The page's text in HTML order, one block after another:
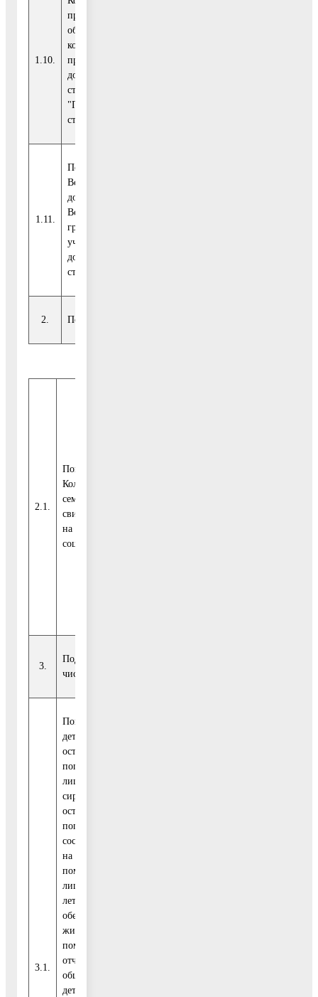
1.10.
проблемных
объектов, по
которым нарушены
права участников
долевого
строительства
"Проблемные
стройки"
1.11.
Показатель 9.
Встречи с
дольщиками.
Встречи с
гражданами -
участниками
долевого
строительства
2. Подпрограмма 2. «Обеспечение жильем молодых семей»
2.1.
Показатель 1.
Количество молодых
семей, получивших
свидетельство о праве
на получение
социальной выплаты
3.
Подпрограмма 3. «Обеспечение жильем детей-сирот и
числа детей-сирот и детей, оставшихся без попечения
3.1.
Показатель 1. Доля
детей-сирот и детей,
оставшихся без
попечения родителей,
лиц из числа детей-
сирот и детей,
оставшихся без
попечения родителей,
состоящих на учете
на получение жилого
помещения, включая
лиц в возрасте от 23
лет и старше,
обеспеченных
жилыми
помещениями за
отчетный год, в
общей численности
детей-сирот и детей,